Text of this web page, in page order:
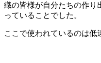
織の皆様が自分たちの作り
っていることでした。
ここで使われているのは低